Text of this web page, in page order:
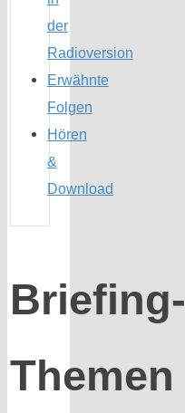
der
Radioversion
Erwähnte
Folgen
Hören
&
Download
Briefing-
Themen